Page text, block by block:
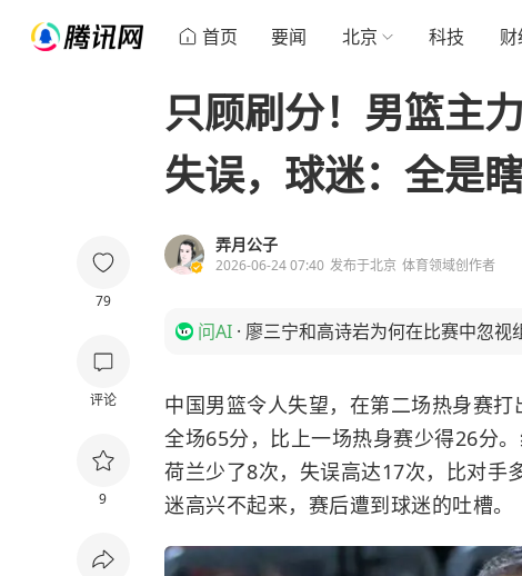
首页 要闻 北京 科技
79
评论
9
只顾刷分！男篮主
失误，球迷：全是
弄月公子
2026-06-24 07:40 发布于北京 体育领域创作者
问AI · 廖三宁和高诗岩为何在比赛中忽视
中国男篮令人失望，在第二场热身赛打
全场65分，比上一场热身赛少得26分
荷兰少了8次，失误高达17次，比对手
迷高兴不起来，赛后遭到球迷的吐槽。